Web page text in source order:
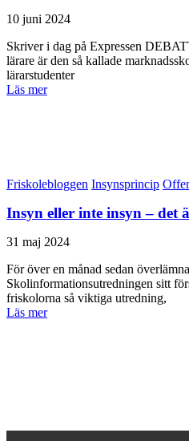
10 juni 2024
Skriver i dag på Expressen
lärare är den så kallade
lärarstudenter
Läs mer
Friskolebloggen Insynsprincip
Insyn eller inte insyn – det
31 maj 2024
För över en månad sedan
Skolinformationsutredningen sitt
friskolorna så viktiga utredning,
Läs mer